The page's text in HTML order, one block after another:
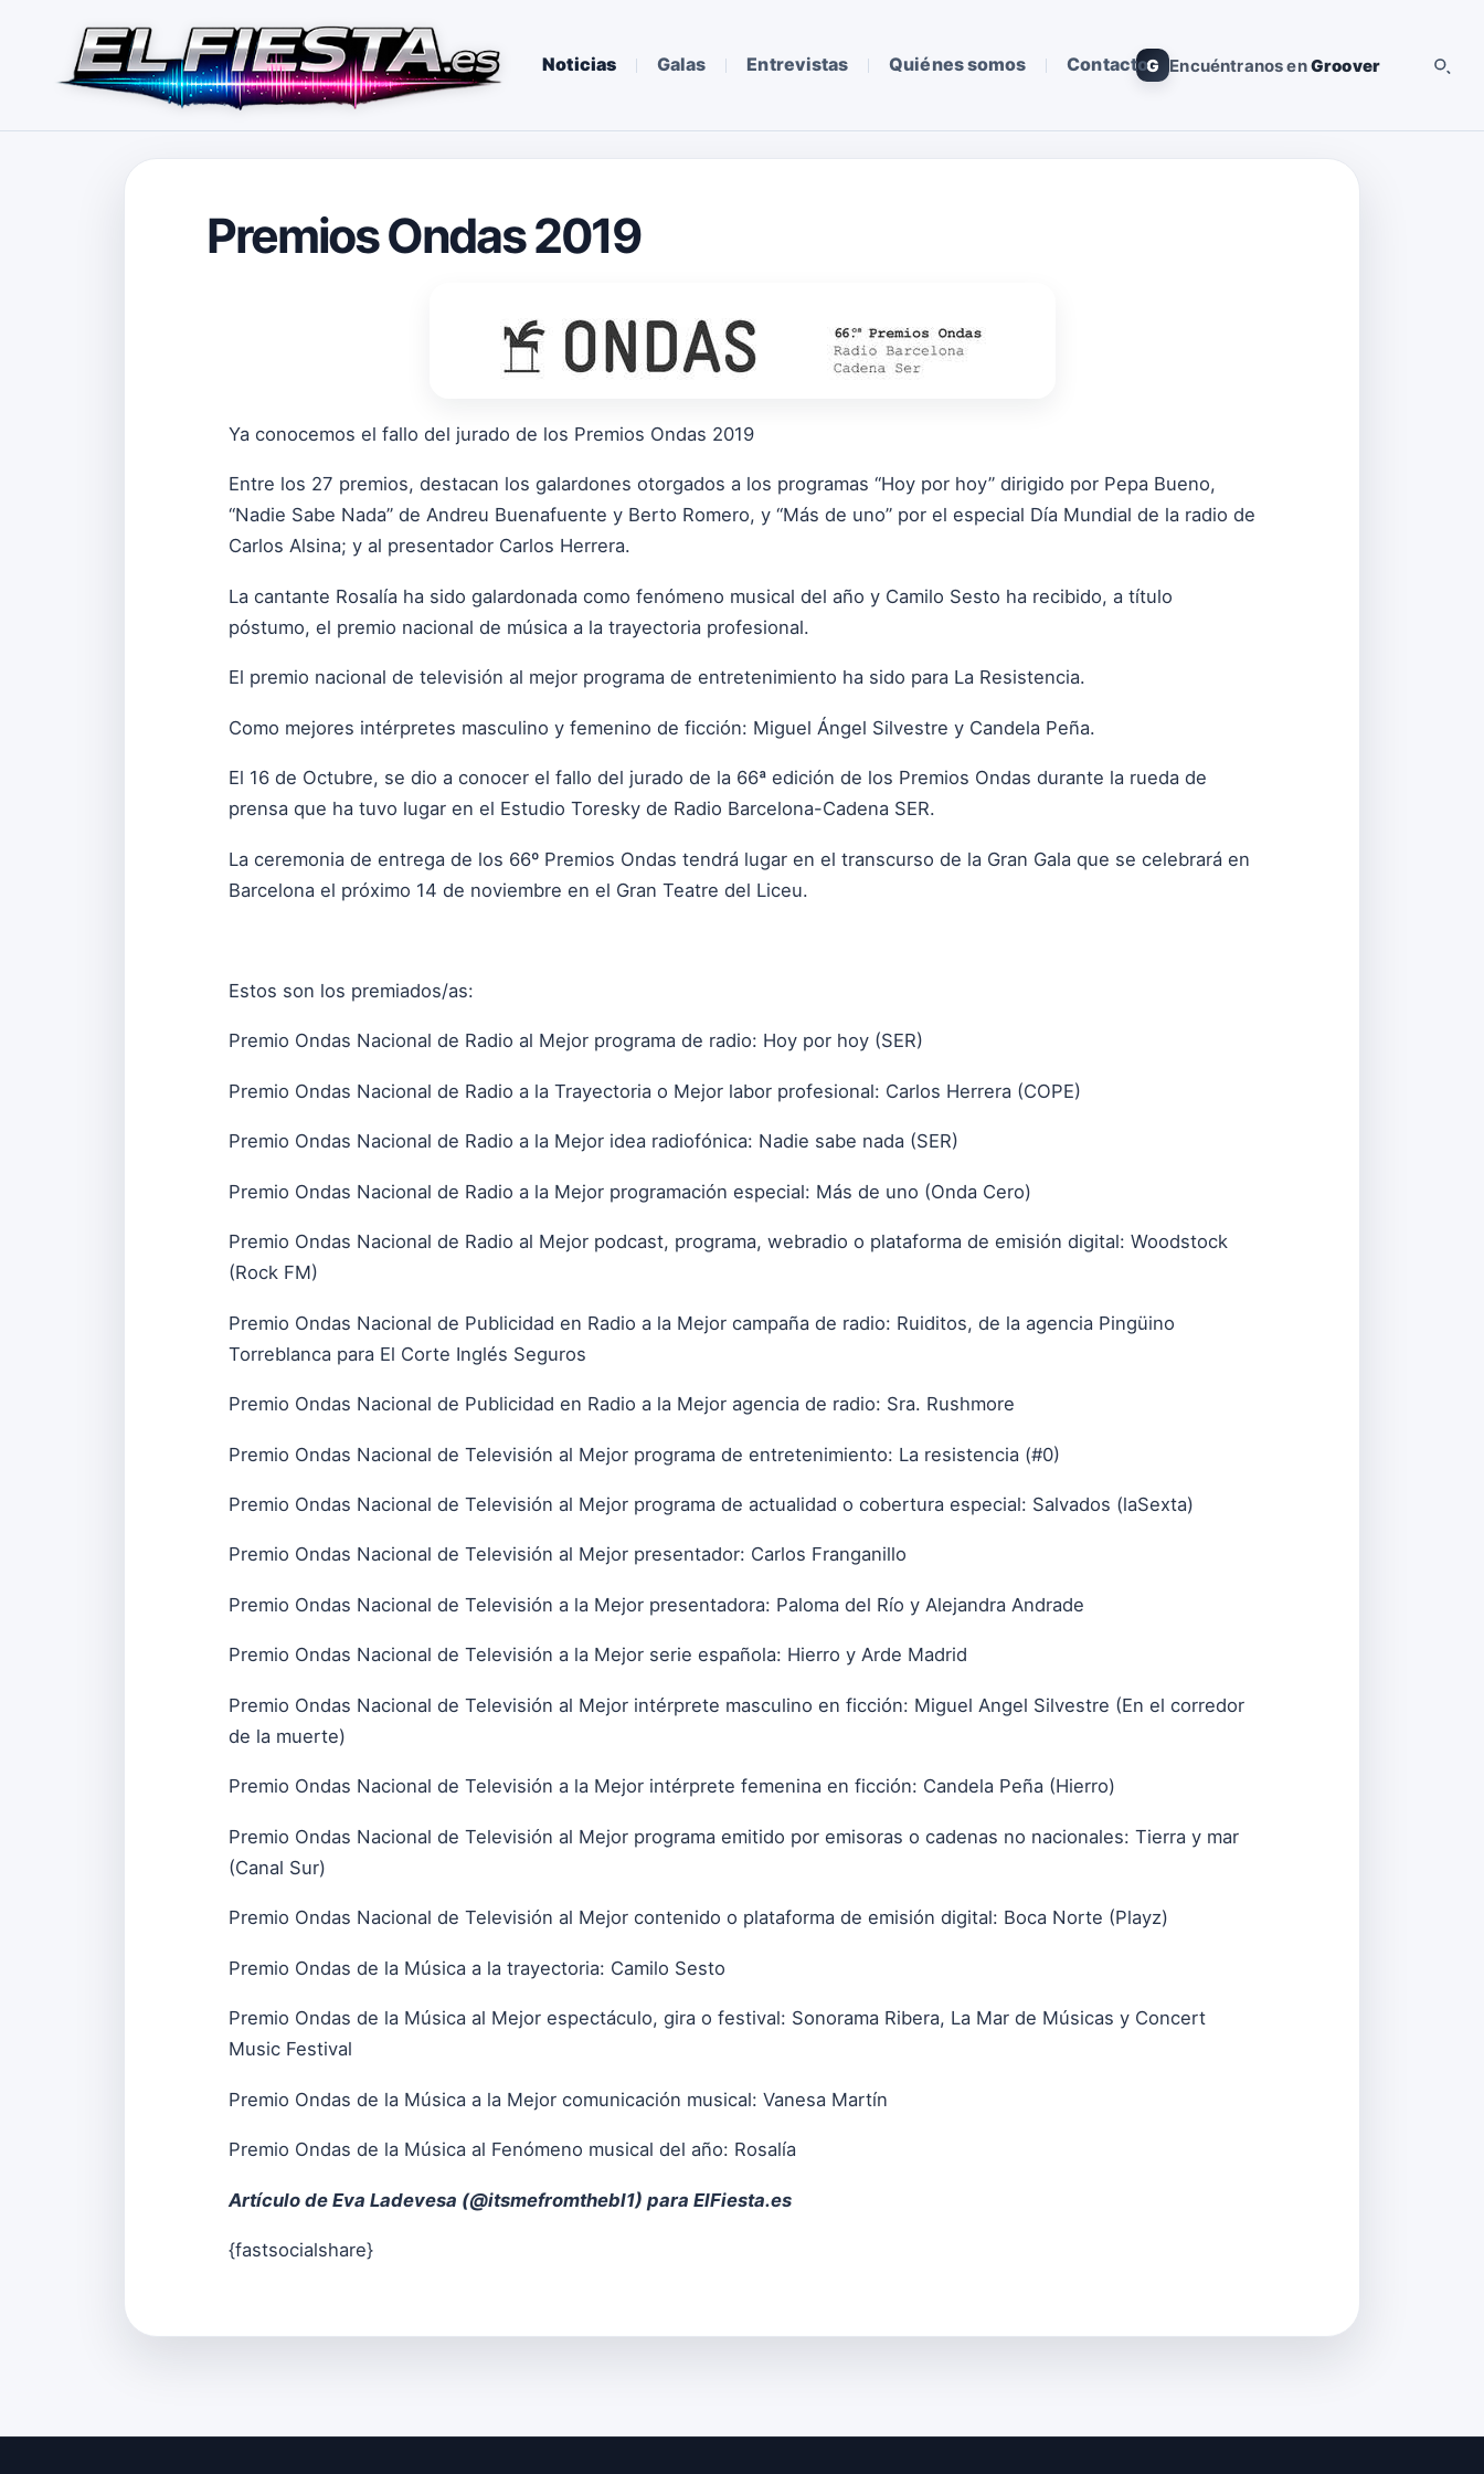
Noticias Galas Entrevistas Quiénes somos ContactoG Encuéntranos enGroover
Premios Ondas 2019
Ya conocemos el fallo del jurado de los Premios Ondas 2019
Entre los 27 premios, destacan los galardones otorgados a los programas “Hoy por hoy” dirigido por Pepa Bueno,
“Nadie Sabe Nada” de Andreu Buenafuente y Berto Romero, y “Más de uno” por el especial Día Mundial de la radio de
Carlos Alsina; y al presentador Carlos Herrera.
La cantante Rosalía ha sido galardonada como fenómeno musical del año y Camilo Sesto ha recibido, a título
póstumo, el premio nacional de música a la trayectoria profesional.
El premio nacional de televisión al mejor programa de entretenimiento ha sido para La Resistencia.
Como mejores intérpretes masculino y femenino de ficción: Miguel Ángel Silvestre y Candela Peña.
El 16 de Octubre, se dio a conocer el fallo del jurado de la 66ª edición de los Premios Ondas durante la rueda de
prensa que ha tuvo lugar en el Estudio Toresky de Radio Barcelona-Cadena SER.
La ceremonia de entrega de los 66º Premios Ondas tendrá lugar en el transcurso de la Gran Gala que se celebrará en
Barcelona el próximo 14 de noviembre en el Gran Teatre del Liceu.
Estos son los premiados/as:
Premio Ondas Nacional de Radio al Mejor programa de radio: Hoy por hoy (SER)
Premio Ondas Nacional de Radio a la Trayectoria o Mejor labor profesional: Carlos Herrera (COPE)
Premio Ondas Nacional de Radio a la Mejor idea radiofónica: Nadie sabe nada (SER)
Premio Ondas Nacional de Radio a la Mejor programación especial: Más de uno (Onda Cero)
Premio Ondas Nacional de Radio al Mejor podcast, programa, webradio o plataforma de emisión digital: Woodstock
(Rock FM)
Premio Ondas Nacional de Publicidad en Radio a la Mejor campaña de radio: Ruiditos, de la agencia Pingüino
Torreblanca para El Corte Inglés Seguros
Premio Ondas Nacional de Publicidad en Radio a la Mejor agencia de radio: Sra. Rushmore
Premio Ondas Nacional de Televisión al Mejor programa de entretenimiento: La resistencia (#0)
Premio Ondas Nacional de Televisión al Mejor programa de actualidad o cobertura especial: Salvados (laSexta)
Premio Ondas Nacional de Televisión al Mejor presentador: Carlos Franganillo
Premio Ondas Nacional de Televisión a la Mejor presentadora: Paloma del Río y Alejandra Andrade
Premio Ondas Nacional de Televisión a la Mejor serie española: Hierro y Arde Madrid
Premio Ondas Nacional de Televisión al Mejor intérprete masculino en ficción: Miguel Angel Silvestre (En el corredor
de la muerte)
Premio Ondas Nacional de Televisión a la Mejor intérprete femenina en ficción: Candela Peña (Hierro)
Premio Ondas Nacional de Televisión al Mejor programa emitido por emisoras o cadenas no nacionales: Tierra y mar
(Canal Sur)
Premio Ondas Nacional de Televisión al Mejor contenido o plataforma de emisión digital: Boca Norte (Playz)
Premio Ondas de la Música a la trayectoria: Camilo Sesto
Premio Ondas de la Música al Mejor espectáculo, gira o festival: Sonorama Ribera, La Mar de Músicas y Concert
Music Festival
Premio Ondas de la Música a la Mejor comunicación musical: Vanesa Martín
Premio Ondas de la Música al Fenómeno musical del año: Rosalía
Artículo de Eva Ladevesa (@itsmefromthebl1) para ElFiesta.es
{fastsocialshare}